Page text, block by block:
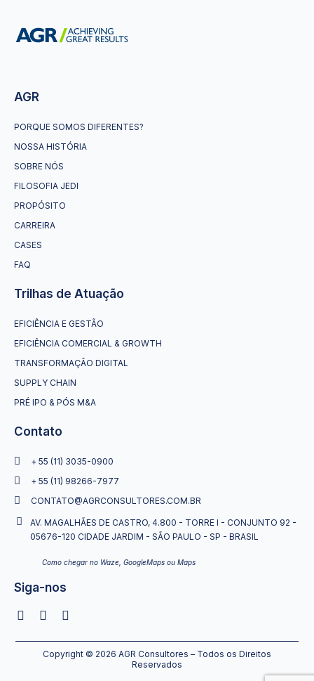
AGR
PORQUE SOMOS DIFERENTES?
NOSSA HISTÓRIA
SOBRE NÓS
FILOSOFIA JEDI
PROPÓSITO
CARREIRA
CASES
FAQ
Trilhas de Atuação
EFICIÊNCIA E GESTÃO
EFICIÊNCIA COMERCIAL & GROWTH
TRANSFORMAÇÃO DIGITAL
SUPPLY CHAIN
PRÉ IPO & PÓS M&A
Contato
+ 55 (11) 3035-0900
+ 55 (11) 98266-7977
CONTATO@AGRCONSULTORES.COM.BR
AV. MAGALHÃES DE CASTRO, 4.800 - TORRE I - CONJUNTO 92 -
05676-120 CIDADE JARDIM - SÃO PAULO - SP - BRASIL
Como chegar no Waze, GoogleMaps ou Maps
Siga-nos
Copyright © 2026 AGR Consultores – Todos os Direitos
Reservados